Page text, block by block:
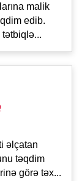
malik
edib.
əlçatan
təqdim
görə təx...